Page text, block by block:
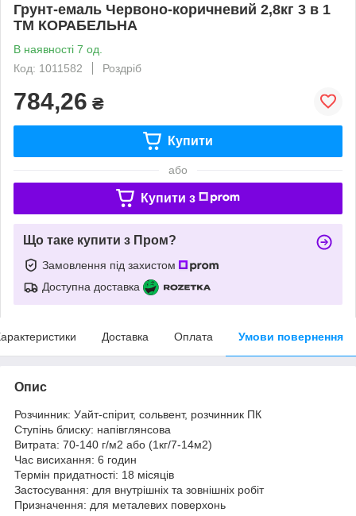
Грунт-емаль Червоно-коричневий 2,8кг 3 в 1
ТМ КОРАБЕЛЬНА
В наявності 7 од.
Код: 1011582
Роздріб
784,26 ₴
Купити
або
Купити з
Що таке купити з Пром?
Замовлення під захистом
Доступна доставка
Доставка Оплата Умови повернення
Опис
Розчинник: Уайт-спірит, сольвент, розчинник ПК
Ступінь блиску: напівглянсова
Витрата: 70-140 г/м2 або (1кг/7-14м2)
Час висихання: 6 годин
Термін придатності: 18 місяців
Застосування: для внутрішніх та зовнішніх робіт
Призначення: для металевих поверхонь